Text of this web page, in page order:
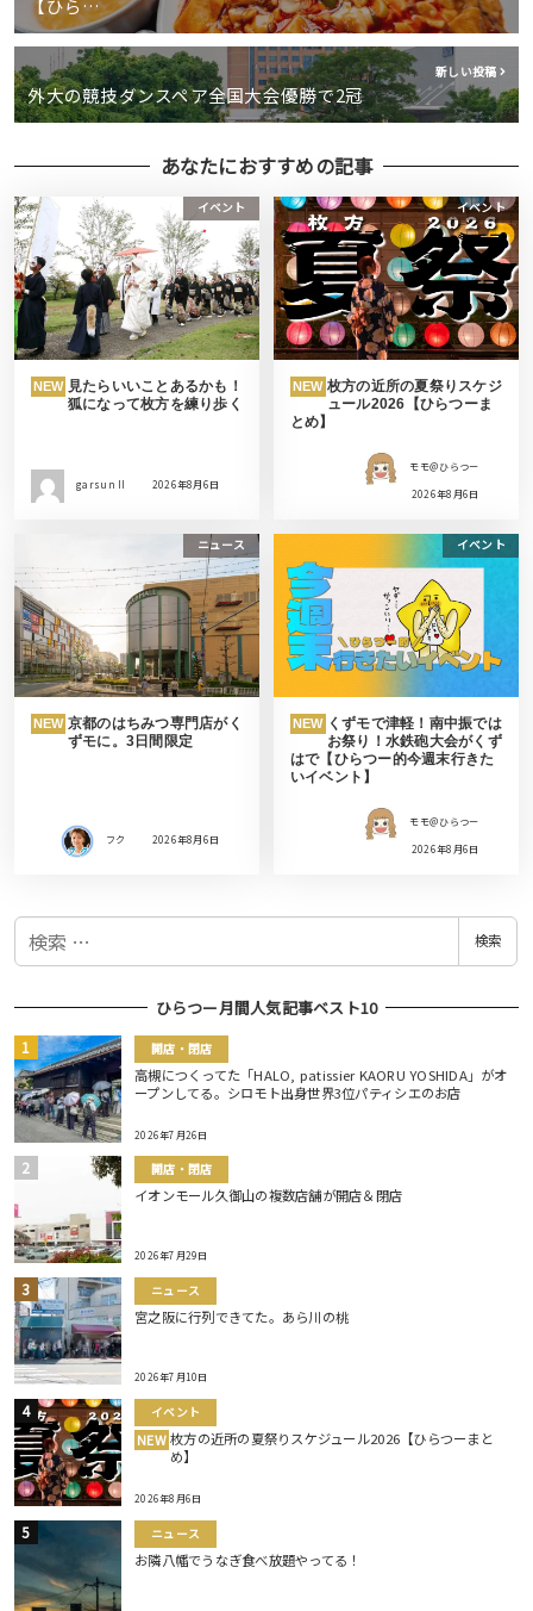
【ひら…
新しい投稿
外大の競技ダンスペア全国大会優勝で2冠
あなたにおすすめの記事
イベント
NEW 見たらいいことあるかも！
狐になって枚方を練り歩く
garsun II 2026年8月6日
イベント
NEW 枚方の近所の夏祭りスケジ
ュール2026【ひらつーま
とめ】
モモ＠ひらつー
2026年8月6日
ニュース
NEW 京都のはちみつ専門店がく
ずモに。3日間限定
フク 2026年8月6日
イベント
NEW くずモで津軽！南中振では
お祭り！水鉄砲大会がくず
はで【ひらつー的今週末行きた
いイベント】
モモ＠ひらつー
2026年8月6日
検
検索
ひらつー月間人気記事ベスト10
開店・閉店
高槻につくってた「HALO, patissier KAORU YOSHIDA」がオ
ープンしてる。シロモト出身世界3位パティシエのお店
2026年7月26日
開店・閉店
イオンモール久御山の複数店舗が開店＆閉店
2026年7月29日
ニュース
宮之阪に行列できてた。あら川の桃
2026年7月10日
イベント
NEW 枚方の近所の夏祭りスケジュール2026【ひらつーまと
め】
2026年8月6日
ニュース
お隣八幡でうなぎ食べ放題やってる！